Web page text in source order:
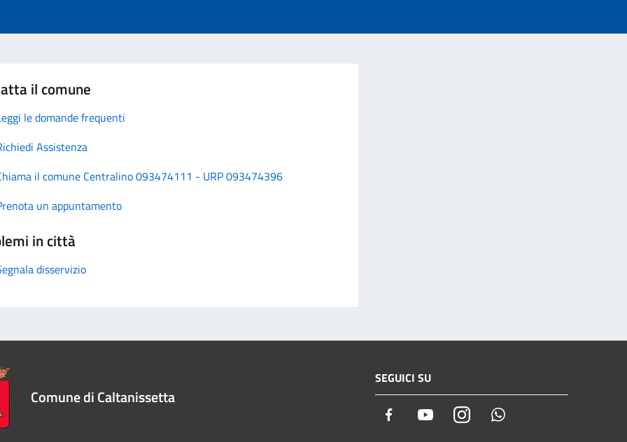
il comune
le domande frequenti
Assistenza
il comune Centralino 093474111 - URP 093474396
un appuntamento
in città
disservizio
Comune di Caltanissetta
SEGUICI SU
Facebook YoutubeInstagram